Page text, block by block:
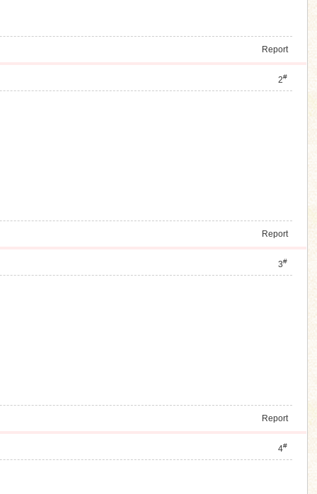
Report
2#
Report
3#
Report
4#